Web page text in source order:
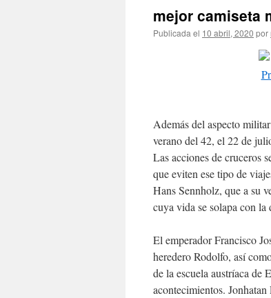
mejor camiseta
Publicada el 10 abril, 2020 por
Además del aspecto
verano del 42, el 22 de
Las acciones de cruceros
que eviten ese tipo de
Hans Sennholz, que a su
cuya vida se solapa con la
El emperador Francisco
heredero Rodolfo, así
de la escuela austríaca de
acontecimientos.